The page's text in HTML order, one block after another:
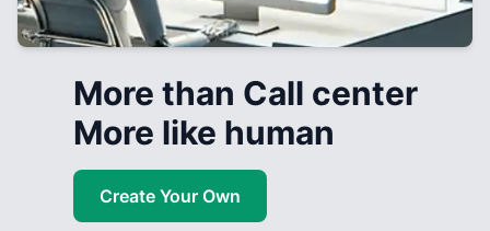
More than Call center
More like human
Create Your Own